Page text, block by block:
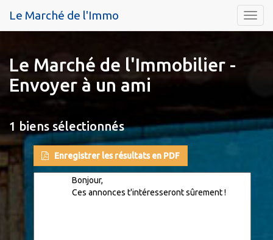
Menu
Le Marché de l'Immo
Le Marché de l'Immobilier -
Envoyer à un ami
1 biens sélectionnés
Enregistrer les résultats en PDF